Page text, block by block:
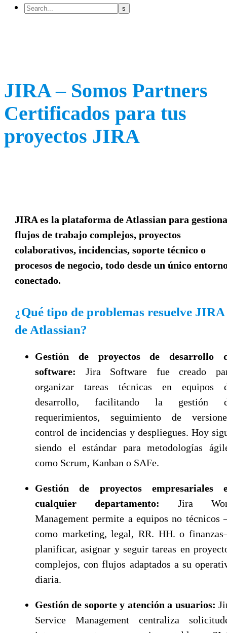
JIRA – Somos Partners
Certificados para tus
proyectos JIRA
JIRA es la plataforma de Atlassian para
flujos de trabajo complejos, proyectos
colaborativos, incidencias, soporte técnico o
procesos de negocio, todo desde un único
conectado.
¿Qué tipo de problemas resuelve JIRA
de Atlassian?
Gestión de proyectos de desarrollo
software: Jira Software fue creado
organizar tareas técnicas en equipos
desarrollo, facilitando la gestión
requerimientos, seguimiento de
control de incidencias y despliegues. Hoy
siendo el estándar para metodologías
como Scrum, Kanban o SAFe.
Gestión de proyectos empresariales
cualquier departamento: Jira
Management permite a equipos no
como marketing, legal, RR. HH. o
planificar, asignar y seguir tareas en
complejos, con flujos adaptados a su
diaria.
Gestión de soporte y atención a usuarios:
Service Management centraliza